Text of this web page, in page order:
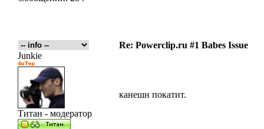
Re: Powerclip.ru #1 Babes Issue
Junkie
Титан - модератор
канешн покатит.